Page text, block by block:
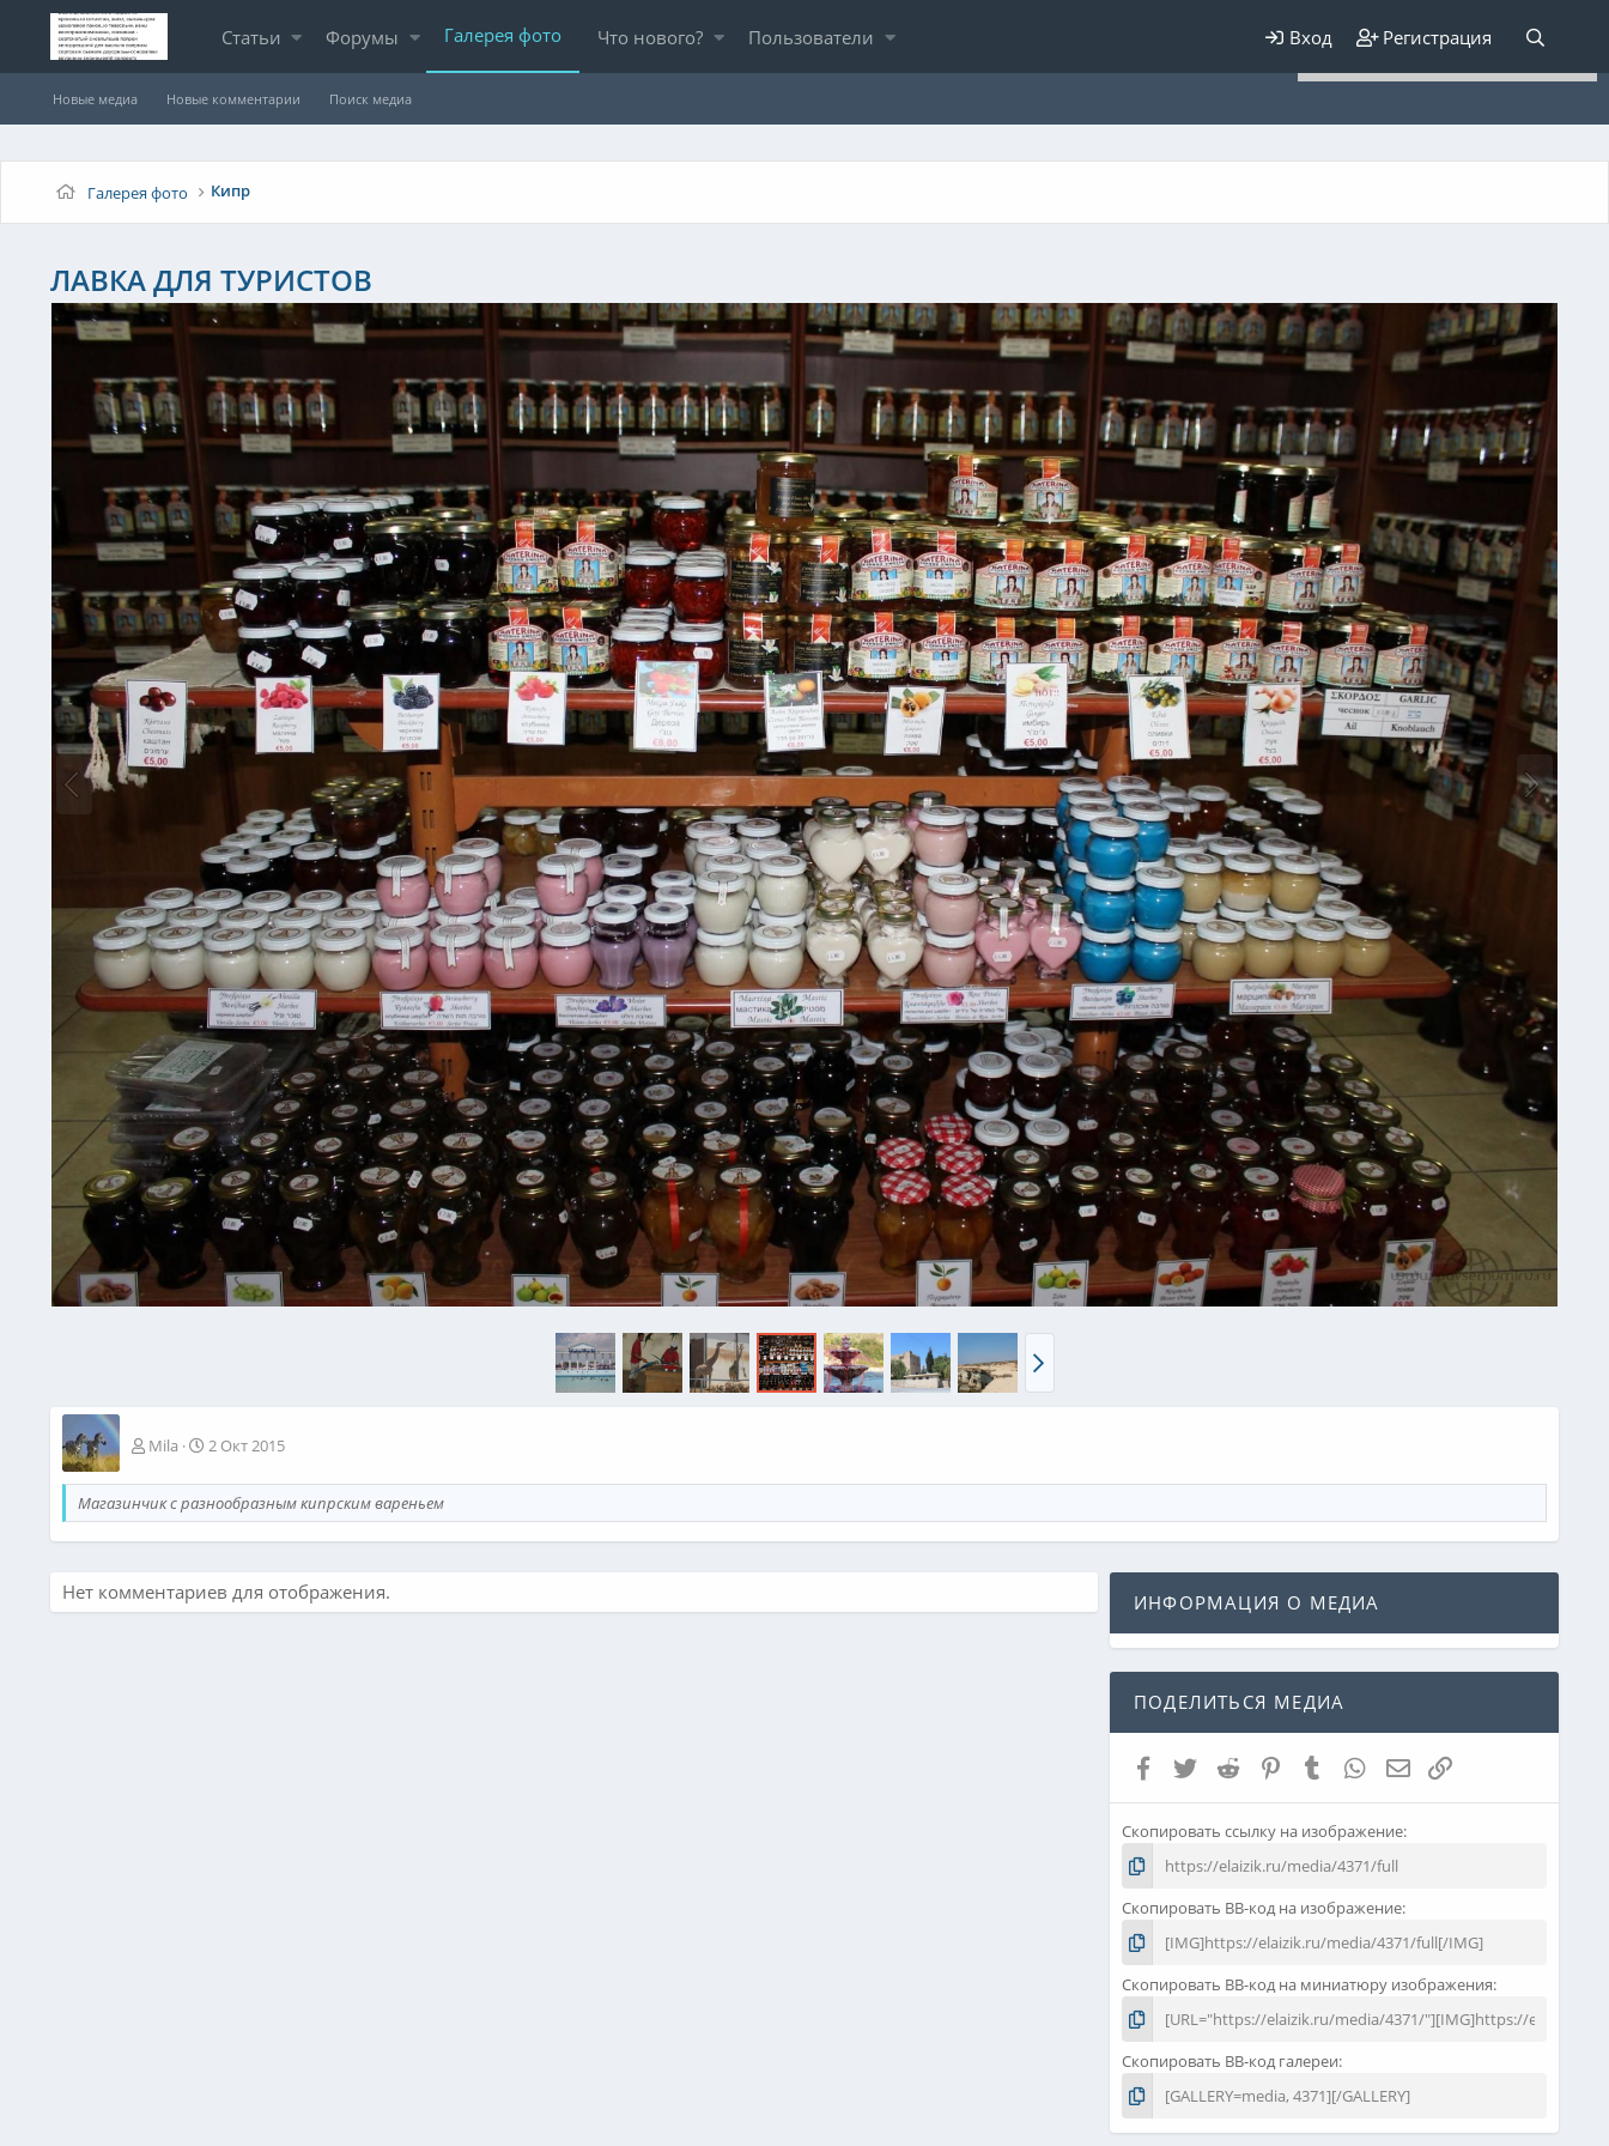
Статьи Форумы Галерея фото Что нового? Пользователи Вход Регистрация
Новые медиа Новые комментарии Поиск медиа
Галерея фото Кипр
ЛАВКА ДЛЯ ТУРИСТОВ
Mila 2 Окт 2015
Магазинчик с разнообразным кипрским вареньем
Нет комментариев для отображения. ИНФОРМАЦИЯ О МЕДИА
ПОДЕЛИТЬСЯ МЕДИА
Facebook
TwitterReddit PinterestTumblr WhatsApp
Электронная почта
Ссылка
Скопировать ссылку на изображение
Скопировать BB-код на изображение
Скопировать BB-код на миниатюру изображения
Скопировать BB-код галереи
Для любых предложений по